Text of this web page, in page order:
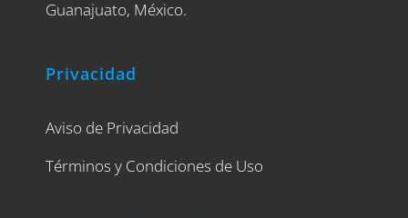
Guanajuato, México.
Privacidad
Aviso de Privacidad
Términos y Condiciones de Uso